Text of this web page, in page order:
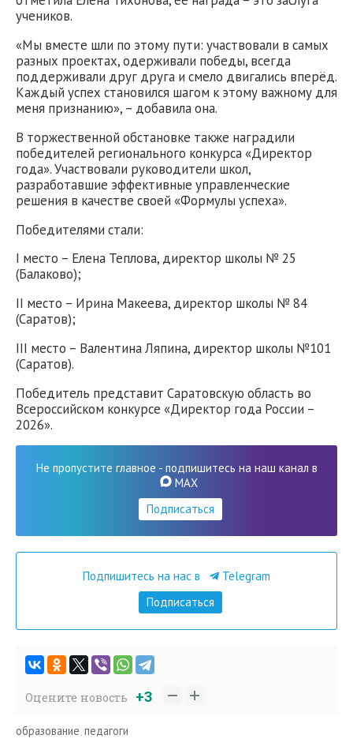
учеников.
«Мы вместе шли по этому пути: участвовали в самых
разных проектах, одерживали победы, всегда
поддерживали друг друга и смело двигались вперёд.
Каждый успех становился шагом к этому важному для
меня признанию», – добавила она.
В торжественной обстановке также наградили
победителей регионального конкурса «Директор
года». Участвовали руководители школ,
разработавшие эффективные управленческие
решения в качестве своей «Формулы успеха».
Победителями стали:
I место – Елена Теплова, директор школы № 25
(Балаково);
II место – Ирина Макеева, директор школы № 84
(Саратов);
III место – Валентина Ляпина, директор школы №101
(Саратов).
Победитель представит Саратовскую область во
Всероссийском конкурсе «Директор года России –
2026».
Не пропустите главное - подпишитесь на наш канал в
MAX
Подписаться
Подпишитесь на нас в
Telegram
Подписаться
Оцените новость +3
образование,педагоги